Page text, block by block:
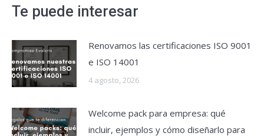
Te puede interesar
Renovamos las certificaciones ISO 9001
e ISO 14001
4 agosto, 2026
Welcome pack para empresa: qué
incluir, ejemplos y cómo diseñarlo para